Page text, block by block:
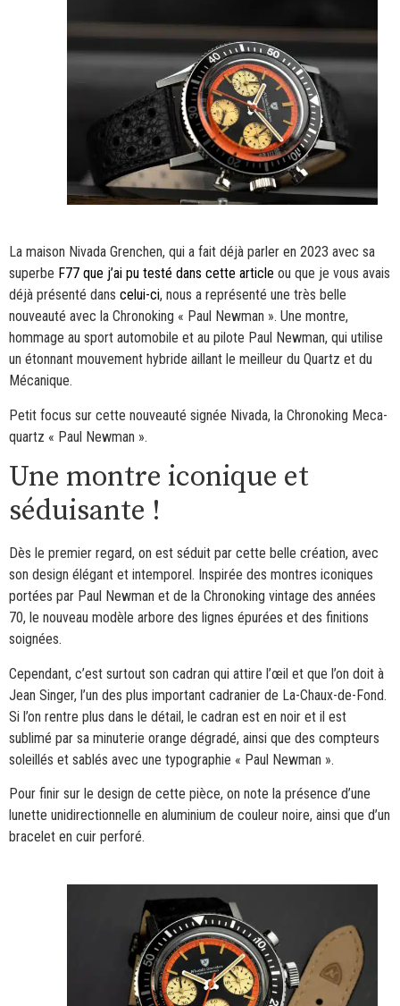
La maison Nivada Grenchen, qui a fait déjà parler en 2023 avec sa
superbe F77 que j’ai pu testé dans cette article ou que je vous avais
déjà présenté dans celui-ci, nous a représenté une très belle
nouveauté avec la Chronoking « Paul Newman ». Une montre,
hommage au sport automobile et au pilote Paul Newman, qui utilise
un étonnant mouvement hybride aillant le meilleur du Quartz et du
Mécanique.
Petit focus sur cette nouveauté signée Nivada, la Chronoking Meca-
quartz « Paul Newman ».
Une montre iconique et
séduisante !
Dès le premier regard, on est séduit par cette belle création, avec
son design élégant et intemporel. Inspirée des montres iconiques
portées par Paul Newman et de la Chronoking vintage des années
70, le nouveau modèle arbore des lignes épurées et des finitions
soignées.
Cependant, c’est surtout son cadran qui attire l’œil et que l’on doit à
Jean Singer, l’un des plus important cadranier de La-Chaux-de-Fond.
Si l’on rentre plus dans le détail, le cadran est en noir et il est
sublimé par sa minuterie orange dégradé, ainsi que des compteurs
soleillés et sablés avec une typographie « Paul Newman ».
Pour finir sur le design de cette pièce, on note la présence d’une
lunette unidirectionnelle en aluminium de couleur noire, ainsi que d’un
bracelet en cuir perforé.